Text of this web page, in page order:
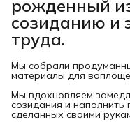
рожденный
созиданию и
труда.
Мы собрали
материалы для
Мы вдохновляем
созидания и наполнить
сделанных своими